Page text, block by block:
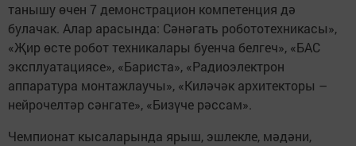
танышу өчен 7 демонстрацион компетенция дә
булачак. Алар арасында: Сәнәгать робототехникасы»,
«Җир өсте робот техникалары буенча белгеч», «БАС
эксплуатациясе», «Бариста», «Радиоэлектрон
аппаратура монтажлаучы», «Киләчәк архитекторы –
нейрочелтәр сәнгате», «Бизүче рәссам».
Чемпионат кысаларында ярыш, эшлекле, мәдәни,